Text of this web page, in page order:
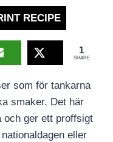
RECIPE
1
SHARE
som för tankarna
smaker. Det här
och ger ett proffsigt
eller